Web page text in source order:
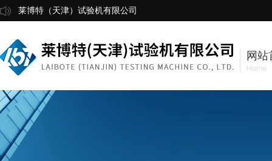
莱博特（天津）试验机有限公司
网站
Home